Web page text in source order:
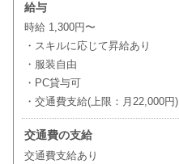
給与
時給 1,300円〜
・スキルに応じて昇給あり
・服装自由
・PC貸与可
・交通費支給(上限：月22,000円)
交通費の支給
交通費支給あり